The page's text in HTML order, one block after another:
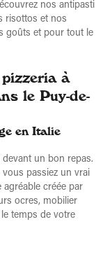
nos antipasti
risottos et nos
goûts et pour tout le
à
le Puy-de-
en Italie
un bon repas.
passiez un vrai
agréable créée par
ocres, mobilier
temps de votre